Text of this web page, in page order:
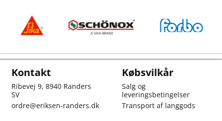
Kontakt
Ribevej 9, 8940 Randers
SV
ordre@eriksen-randers.dk
Købsvilkår
Salg og
leveringsbetingelser
Transport af langgods